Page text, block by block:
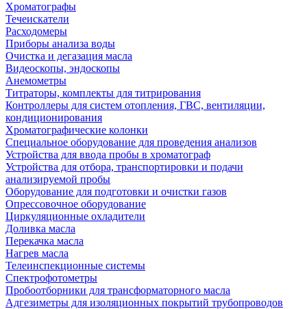
Хроматографы
Течеискатели
Расходомеры
Приборы анализа воды
Очистка и дегазация масла
Видеоскопы, эндоскопы
Анемометры
Титраторы, комплекты для титрирования
Контроллеры для систем отопления, ГВС, вентиляции,
кондиционирования
Хроматографические колонки
Специальное оборудование для проведения анализов
Устройства для ввода пробы в хроматограф
Устройства для отбора, транспортировки и подачи
анализируемой пробы
Оборудование для подготовки и очистки газов
Опрессовочное оборудование
Циркуляционные охладители
Доливка масла
Перекачка масла
Нагрев масла
Телеинспекционные системы
Спектрофотометры
Пробоотборники для трансформаторного масла
Адгезиметры для изоляционных покрытий трубопроводов